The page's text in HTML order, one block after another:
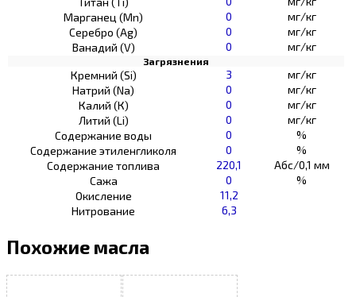
Марганец (Mn)
0
мг/кг
Серебро (Ag)
0
мг/кг
Ванадий (V)
0 мг/кг
Загрязнения
Кремний (Si) 3
мг/кг
Натрий (Na)
0
мг/кг
Калий (К)
0
мг/кг
Литий (Li)
0
мг/кг
Содержание воды
0
%
Содержание этиленгликоля
0
%
Содержание топлива
220,1
Абс/0,1 мм
Сажа
0
%
Окисление
11,2
Нитрование
6,3
Похожие масла